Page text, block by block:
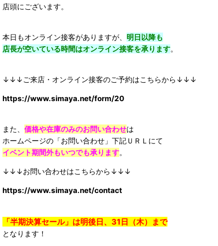
店頭にございます。
本日もオンライン接客がありますが、 明日以降も
店長が空いている時間はオンライン接客を承ります。
↓↓↓ご来店・オンライン接客のご予約はこちらから↓↓↓
https://www.simaya.net/form/20
また、 価格や在庫のみのお問い合わせは
ホームページの「お問い合わせ」下記ＵＲＬにて
イベント期間外もいつでも承ります。
↓↓↓お問い合わせはこちらから↓↓↓
https://www.simaya.net/contact
「半期決算セール」は明後日、31日（木）まで
となります！